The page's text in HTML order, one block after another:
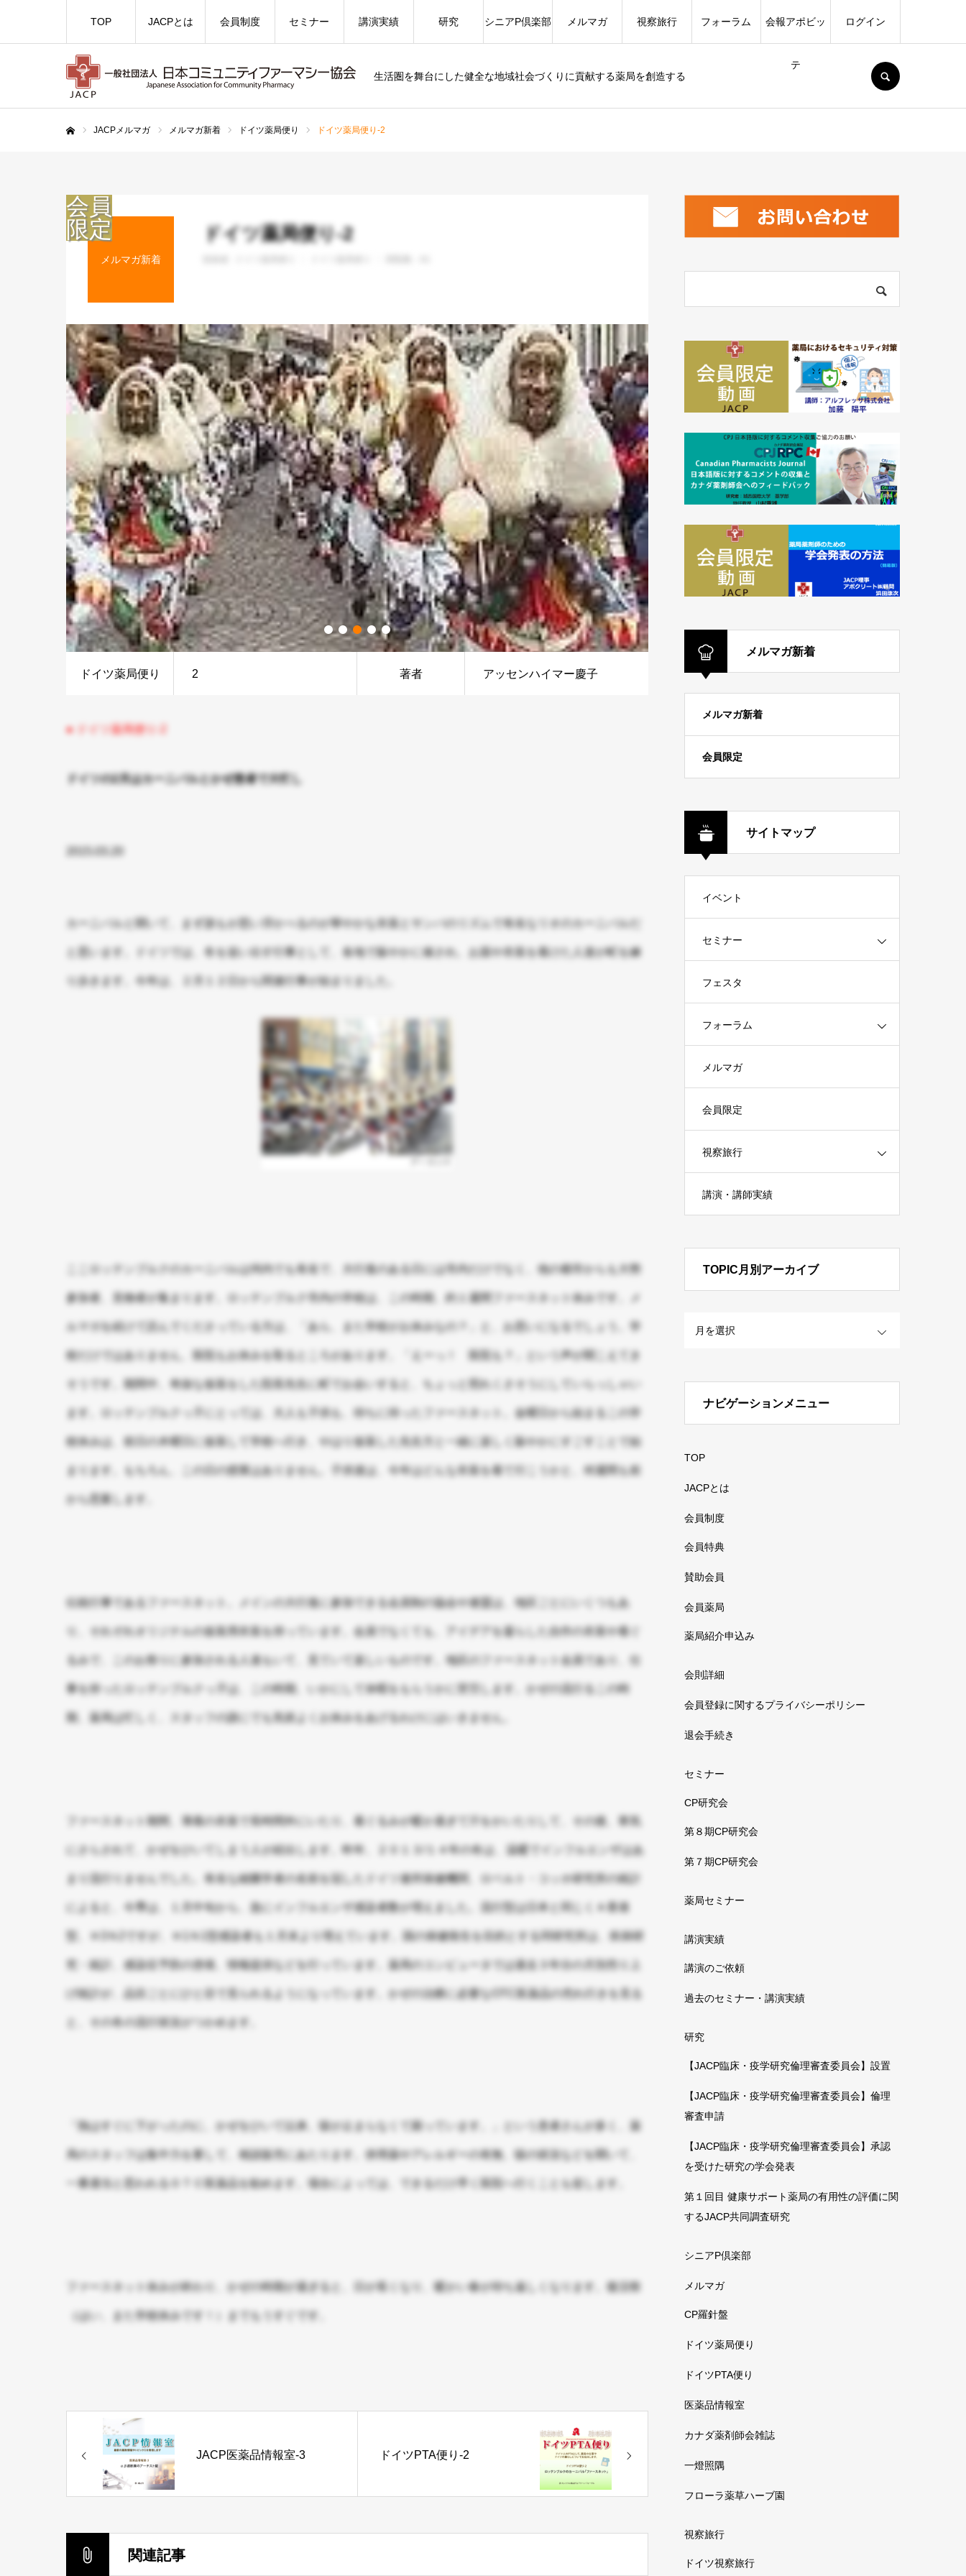
生活圏を舞台にした健全な地域社会づくりに貢献する薬局を創造する
TOP JACPとは 会員制度 セミナー 講演実績 研究 シニアP倶楽部 メルマガ 視察旅行 フォーラム 会報アポビッ
テ
ログイン
JACPメルマガ メルマガ新着 ドイツ薬局便り ドイツ薬局便り-2
メルマガ新着
ドイツ薬局便り-2
ドイツ薬局便り 2 著者 アッセンハイマー慶子
● ドイツ薬局便り-2
ドイツの2月はカーニバルとかぜ患者で大忙し
カーニバルと聞いて、まず誰もが思い浮かべるのが華やかな衣装とサンバのリズムで有名なリオのカーニバルだ
と思います。ドイツでは、冬を追い出す行事として、各地で賑やかに催され、お面や衣装を着けた人達が町を練
り歩きます。今年は、２月１２日から関連行事が始まりました。
ここロッテンブルクのカーニバルは州内でも有名で、大行進のある日には市内だけでなく、他の都市からも大勢
参加者、見物者が集まります。ロッテンブルク市内の学校は、この時期、約１週間ファースネット休みです。メ
ルマガを続けて読んでくださっている方は、「あら、また学校がお休みなの？」と、お思いになるでしょう。学
校だけではありません、医院もお休みを取るところがあります。「えーっ！ 医院も？」という声が聞こえてき
そうです。期間中、奇抜な仮装をした院長先生に町でお会いすると、ちょっと照れくさそうにしていらっしゃい
ます。ロッテンブルクっ子にとっては、大人も子供も、待ちに待ったファースネット。金曜日から始まるこの学
校休みは、前日の木曜日に仮装して学校へ行き、やはり仮装した先生方と一緒に楽しく賑やかにすごすことで始
まります。もちろん、この日の授業はありません。子供達は、今年はどんな衣装を着て行こうかと、何週間も前
から思案します。
伝統行事であるファースネット。メインの大行進に参加できる会員制の協会や連盟は、地区ごとにいくつもあ
り、それぞれオリジナルの仮装用衣装を持っています。会員でなくても、アイデアを凝らした自作の衣装や着ぐ
るみで、このお祭りに参加される人達もいて、見ていて楽しいものです。地区のファースネット会員であり、仕
事を持ったロッテンブルクっ子は、この時期、いかにして休暇をもらうかに苦労します。かぜの流行るこの時
期、薬局は忙しく、スタッフの誰にでも気前よくお休みをあげるわけにはいきません。
ファースネット期間、薄着の衣装で長時間外にいたり、着ぐるみが暖か過ぎて汗をかいたりして、その後、寒気
にさらされて、かぜをひいてしまう人が続出します。昨年、２０１３/１４年の冬は、温暖でインフルエンザはあ
まり流行りませんでした。有名な細菌学者の名前を冠したドイツ連邦保健機関、ロベルト・コッホ研究所の統計
によると、今季は、１月中旬から、急にインフルエンザ感染者数が増えました。流行型は日本と同じくＡ香港
型、Ｈ3Ｎ2ですが、Ｈ1Ｎ1型感染者も１月末より増えています。国の保健衛生を目的とする同研究所は、疾病研
究・統計、感染症予防の啓発、情報提供などを行っています。薬局のコンピュータでは過去３年分の月別売り上
げ統計が、品目ごとにひと目で見られるようになっています。かぜの治療に必要なOTC医薬品の売れ行きを見る
と、その冬の流行状況がつかめます。
「熱はすぐに下がったのに、かぜをひいて以来、咳が止まらなくて困っています。」という患者さんが多く、薬
局のスタッフは集中力を要して、相談販売にあたります。併用薬やアレルギーの有無、咳の状況などを聞いて、
一番適当と思われるＯＴＣ医薬品を勧めます。場合によっては、できるだけ早く医院へ行くことも促します。
ファースネット休みが終わり、かぜの時期が過ぎると、日が長くなり、暖かい春が待ち遠しくなります。復活祭
（はい、また学校休みです！）までもうすぐです。
JACP医薬品情報室-3 ドイツPTA便り-2
関連記事
メルマガ新着
メルマガ新着
会員限定
サイトマップ
イベント
セミナー
フェスタ
フォーラム
メルマガ
会員限定
視察旅行
講演・講師実績
TOPIC月別アーカイブ
ナビゲーションメニュー
TOP
JACPとは
会員制度
会員特典
賛助会員
会員薬局
薬局紹介申込み
会則詳細
会員登録に関するプライバシーポリシー
退会手続き
セミナー
CP研究会
第８期CP研究会
第７期CP研究会
薬局セミナー
講演実績
講演のご依頼
過去のセミナー・講演実績
研究
【JACP臨床・疫学研究倫理審査委員会】設置
【JACP臨床・疫学研究倫理審査委員会】倫理
審査申請
【JACP臨床・疫学研究倫理審査委員会】承認
を受けた研究の学会発表
第１回目 健康サポート薬局の有用性の評価に関
するJACP共同調査研究
シニアP倶楽部
メルマガ
CP羅針盤
ドイツ薬局便り
ドイツPTA便り
医薬品情報室
カナダ薬剤師会雑誌
一燈照隅
フローラ薬草ハーブ園
視察旅行
ドイツ視察旅行